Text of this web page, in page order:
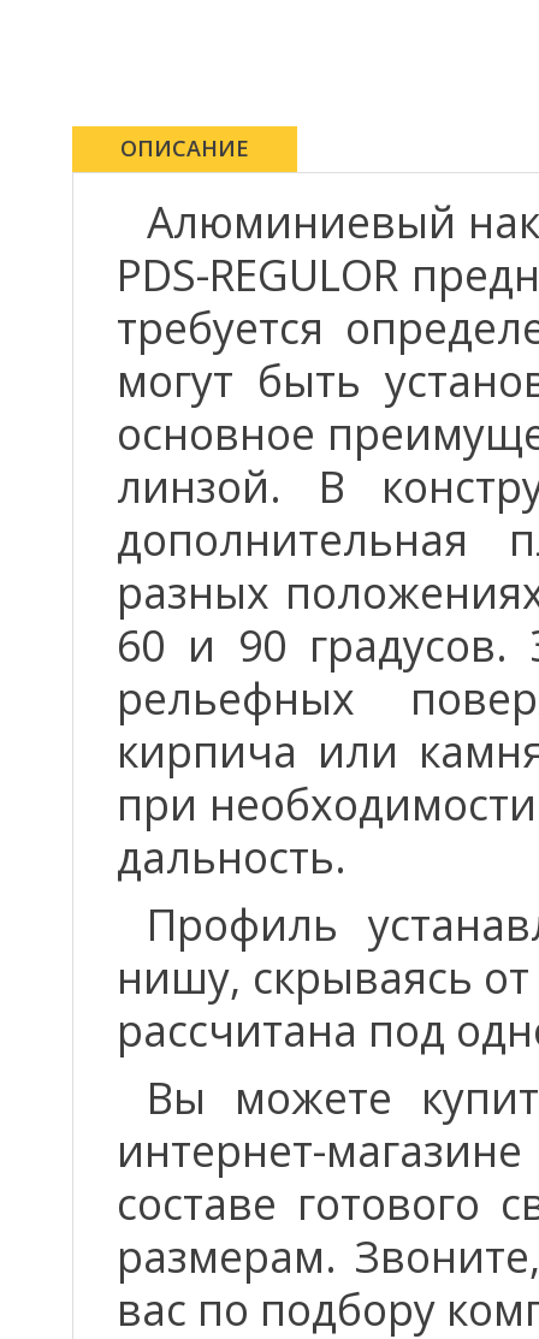
ОПИСАНИЕ
Алюминиевый
PDS-REGULOR
требуется
могут быть
основное
линзой. В
дополнительная
разных
60 и 90 градусов.
рельефных
кирпича или
при
дальность.
Профиль
нишу, скрываясь
рассчитана под
Вы можете
интернет-
составе
размерам.
вас по подбору